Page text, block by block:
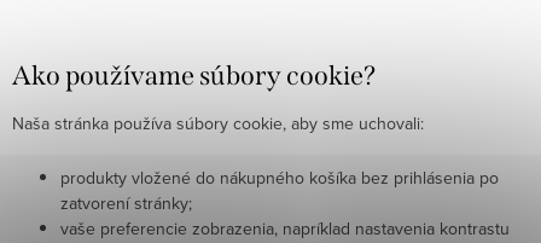
Ako používame súbory cookie?
Naša stránka používa súbory cookie, aby sme uchovali:
produkty vložené do nákupného košíka bez prihlásenia po
zatvorení stránky;
vaše preferencie zobrazenia, napríklad nastavenia kontrastu